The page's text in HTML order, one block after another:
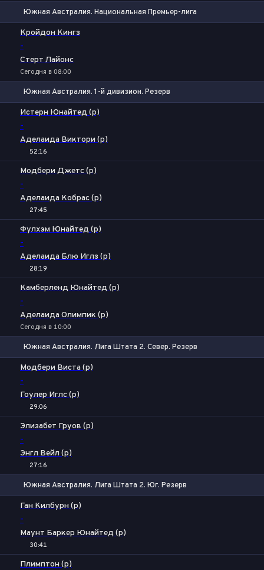
Южная Австралия. Национальная Премьер-лига
Кройдон Кингз
-
Стерт Лайонс
Сегодня в 08:00
Южная Австралия. 1-й дивизион. Резерв
Истерн Юнайтед (р)
-
Аделаида Виктори (р)
52:16
Модбери Джетс (р)
-
Аделаида Кобрас (р)
27:45
Фулхэм Юнайтед (р)
-
Аделаида Блю Иглз (р)
28:19
Камберленд Юнайтед (р)
-
Аделаида Олимпик (р)
Сегодня в 10:00
Южная Австралия. Лига Штата 2. Север. Резерв
Модбери Виста (р)
-
Гоулер Иглс (р)
29:06
Элизабет Груов (р)
-
Энгл Вейл (р)
27:16
Южная Австралия. Лига Штата 2. Юг. Резерв
Ган Килбурн (р)
-
Маунт Баркер Юнайтед (р)
30:41
Плимптон (р)